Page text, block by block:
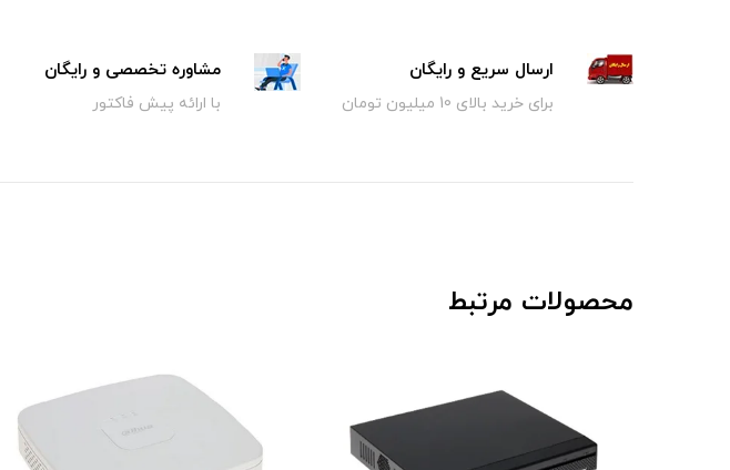
ارسال سریع و رایگان
برای خرید بالای 10 میلیون تومان
مشاوره تخصصی و رایگان
با ارائه پیش فاکتور
محصولات مرتبط